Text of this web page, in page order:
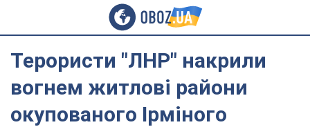
Терористи "ЛНР" накрили
вогнем житлові райони
окупованого Ірміного